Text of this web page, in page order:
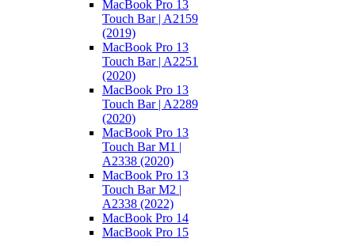
MacBook Pro 13
Touch Bar | A2159
(2019)
MacBook Pro 13
Touch Bar | A2251
(2020)
MacBook Pro 13
Touch Bar | A2289
(2020)
MacBook Pro 13
Touch Bar M1 |
A2338 (2020)
MacBook Pro 13
Touch Bar M2 |
A2338 (2022)
MacBook Pro 14
MacBook Pro 15